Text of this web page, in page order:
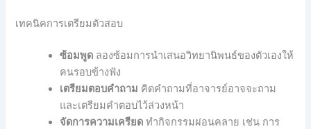
เทคนิคการเตรียมตัวสอบ
ซ้อมพูด ลองซ้อมการนำเสนอวิทยานิพนธ์ของตัวเองให้
คนรอบข้างฟัง
เตรียมตอบคำถาม คิดคำถามที่อาจารย์อาจจะถาม
และเตรียมคำตอบไว้ล่วงหน้า
จัดการความเครียด ทำกิจกรรมผ่อนคลาย เช่น การ